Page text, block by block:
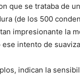
que se trataba de
(de los 500
impresionante la
intento de
indican la